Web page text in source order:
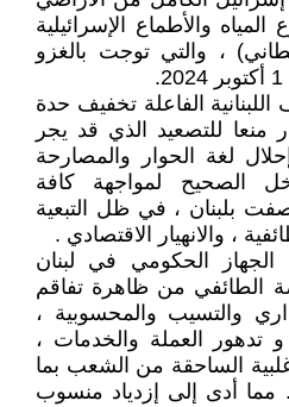
والأطماع الإسرائيلية
، والتي توجت بالغزو
الفاعلة تخفيف حدة
منعا للتصعيد الذي قد يجر
لغة الحوار والمصارحة
الصحيح لمواجهة كافة
بلبنان ، في ظل التبعية
، والانهيار الاقتصادي .
الحكومي في لبنان
الطائفي من ظاهرة تفاقم
والتسيب والمحسوبية ،
و تدهور العملة والخدمات ،
الساحقة من الشعب بما
أدى إلى إزدياد منسوب